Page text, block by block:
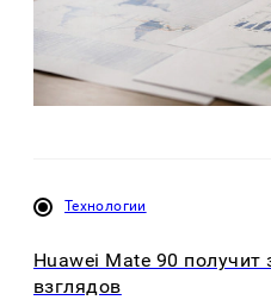
Технологии
Huawei Mate 90
взглядов